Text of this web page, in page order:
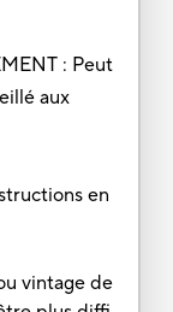
: Peut
aux
en
vintage de